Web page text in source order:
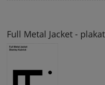
Full Metal Jacket -